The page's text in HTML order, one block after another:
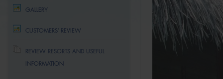
GALLERY
CUSTOMERS' REVIEW
REVIEW RESORTS AND USEFUL
INFORMATION